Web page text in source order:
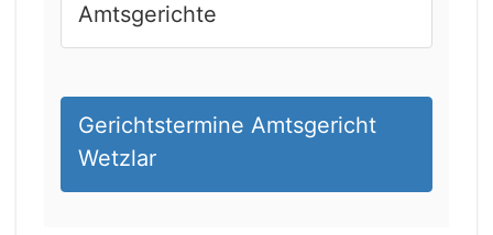
Amtsgerichte
Gerichtstermine Amtsgericht
Wetzlar